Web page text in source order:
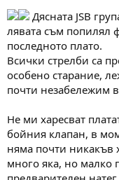
Дясната JSB
лявата съм попилял
последното плато.
Всички стрелби са
особено старание,
почти незабележим
Не ми харесват
бойния клапан, в
няма почти никакъв
много яка, но малко